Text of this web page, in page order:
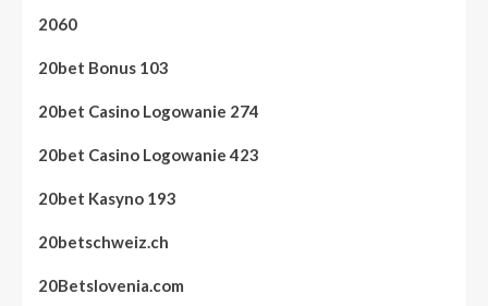
2060
20bet Bonus 103
20bet Casino Logowanie 274
20bet Casino Logowanie 423
20bet Kasyno 193
20betschweiz.ch
20Betslovenia.com